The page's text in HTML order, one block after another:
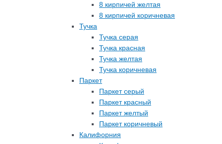
8 кирпичей желтая
8 кирпичей коричневая
Тучка
Тучка серая
Тучка красная
Тучка желтая
Тучка коричневая
Паркет
Паркет серый
Паркет красный
Паркет желтый
Паркет коричневый
Калифорния